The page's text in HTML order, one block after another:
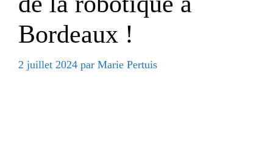
Bordeaux !
2 juillet 2024 par Marie Pertuis